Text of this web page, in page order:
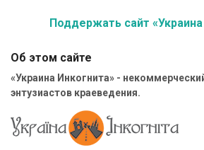
Поддержать сайт «Украина
Об этом сайте
«Украина Инкогнита» -
энтузиастов краеведения.